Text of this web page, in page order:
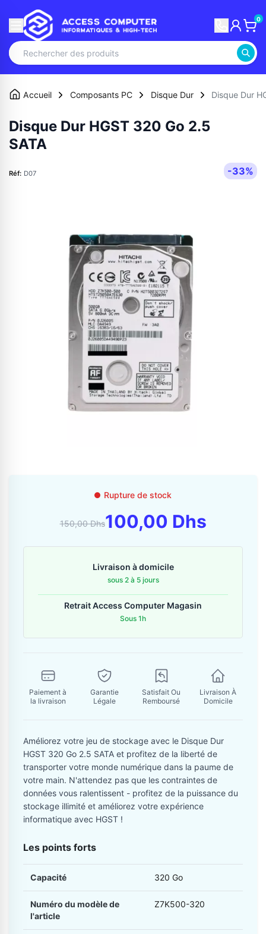
0
Appelez-nous au
06 36 88 27 81
Envoyer un message
Accueil Composants PC Disque Dur Disque Dur
Disque Dur HGST 320 Go 2.5
SATA
Réf: D07 -33%
Rupture de stock
150,00 Dhs100,00 Dhs
Livraison à domicile
sous 2 à 5 jours
Retrait Access Computer Magasin
Sous 1h
Paiement à
la livraison
Garantie
Légale
Satisfait Ou
Remboursé
Livraison À
Domicile
Améliorez votre jeu de stockage avec le Disque Dur
HGST 320 Go 2.5 SATA et profitez de la liberté de
transporter votre monde numérique dans la paume de
votre main. N'attendez pas que les contraintes de
données vous ralentissent - profitez de la puissance du
stockage illimité et améliorez votre expérience
informatique avec HGST !
Les points forts
Capacité 320 Go
Numéro du modèle de
l'article
Z7K500-320